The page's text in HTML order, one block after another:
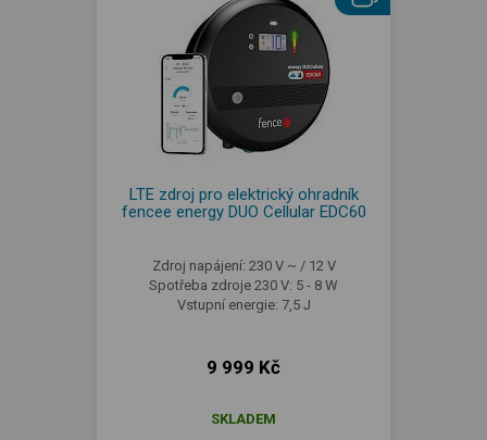
LTE zdroj pro elektrický ohradník
fencee energy DUO Cellular EDC60
Zdroj napájení: 230 V ~ / 12 V
Spotřeba zdroje 230 V: 5 - 8 W
Vstupní energie: 7,5 J
9 999 Kč
SKLADEM